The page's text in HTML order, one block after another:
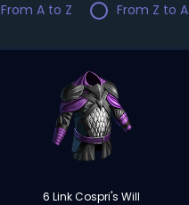
From A to Z From Z to A
6 Link Cospri's Will